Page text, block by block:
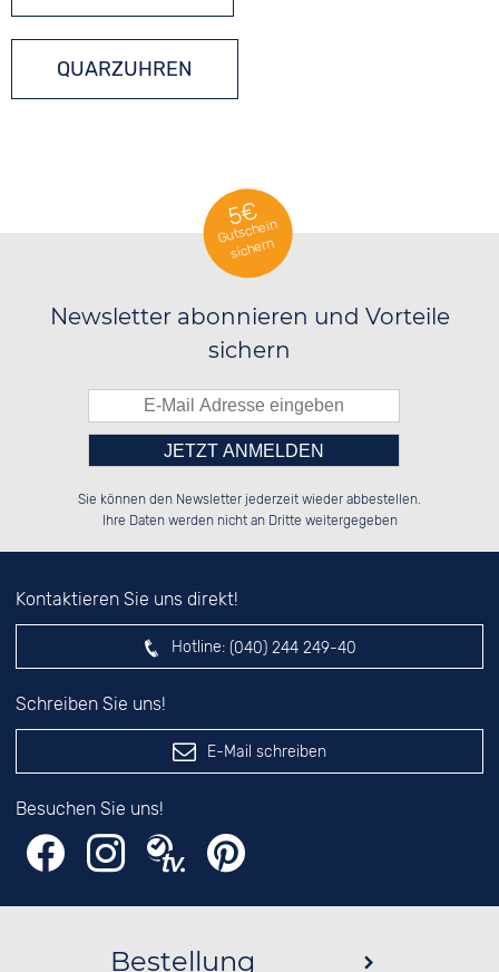
QUARZUHREN
5€
Gutschein
sichern
Newsletter abonnieren und Vorteile
sichern
██░░██░░██░░░░░░░░░░██░░██░░░░░░
██████░░██████░░░░████░░██████░░
░░░░██░░░░░░██░░██░░░░░░██░░██░░
Bitte tragen Sie die Zahl in
das nebenstehende Feld ein.
Sie können den Newsletter jederzeit wieder abbestellen.
Ihre Daten werden nicht an Dritte weitergegeben
Kontaktieren Sie uns direkt!
Hotline: (040) 244 249-40
Schreiben Sie uns!
E-Mail schreiben
Besuchen Sie uns!
Bestellung